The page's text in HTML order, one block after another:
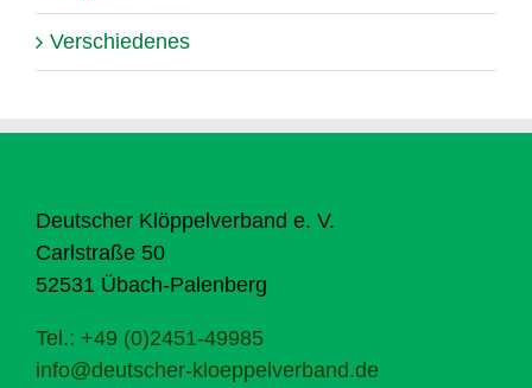
Verschiedenes
Deutscher Klöppelverband e. V.
Carlstraße 50
52531 Übach-Palenberg
Tel.: +49 (0)2451-49985
info@deutscher-kloeppelverband.de